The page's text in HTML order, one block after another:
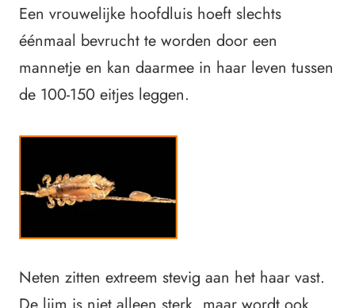
Een vrouwelijke hoofdluis hoeft slechts
éénmaal bevrucht te worden door een
mannetje en kan daarmee in haar leven tussen
de 100-150 eitjes leggen.
Neten zitten extreem stevig aan het haar vast.